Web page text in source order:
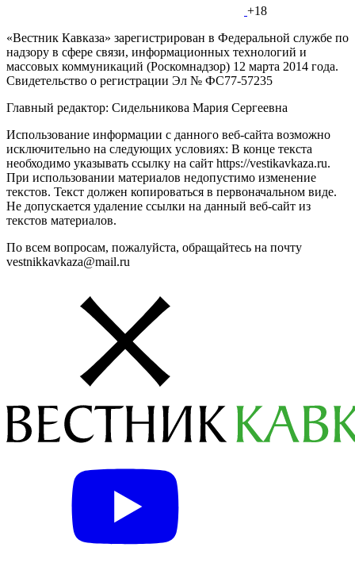
+18
«Вестник Кавказа» зарегистрирован в Федеральной службе по
надзору в сфере связи, информационных технологий и
массовых коммуникаций (Роскомнадзор) 12 марта 2014 года.
Свидетельство о регистрации Эл № ФС77-57235
Главный редактор: Сидельникова Мария Сергеевна
Использование информации с данного веб-сайта возможно
исключительно на следующих условиях: В конце текста
необходимо указывать ссылку на сайт https://vestikavkaza.ru.
При использовании материалов недопустимо изменение
текстов. Текст должен копироваться в первоначальном виде.
Не допускается удаление ссылки на данный веб-сайт из
текстов материалов.
По всем вопросам, пожалуйста, обращайтесь на почту
vestnikkavkaza@mail.ru